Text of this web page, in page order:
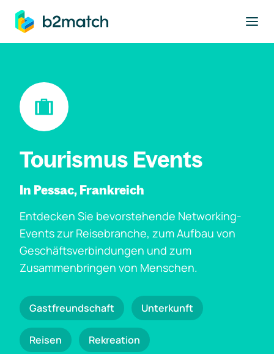
springen
Tourismus Events
In Pessac, Frankreich
Entdecken Sie bevorstehende Networking-
Events zur Reisebranche, zum Aufbau von
Geschäftsverbindungen und zum
Zusammenbringen von Menschen.
Gastfreundschaft Unterkunft
Reisen Rekreation